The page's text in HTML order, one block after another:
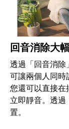
回音消除大
透過「回音消除
可讓兩個人同時
您還可以直接在
立即靜音。透
置。